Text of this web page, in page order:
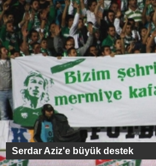
Basketbol
Voleybol
Puan Durumu
Fikstür
Facebook
Serdar Aziz'e büyük destek